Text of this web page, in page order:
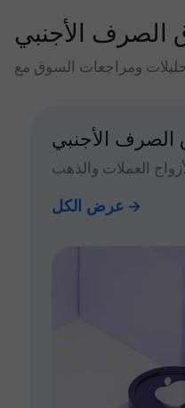
الصرف الأجنبي
الصرف الأجنبي
العملات والذهب
عرض الكل